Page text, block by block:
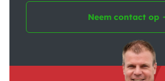
Neem contact op